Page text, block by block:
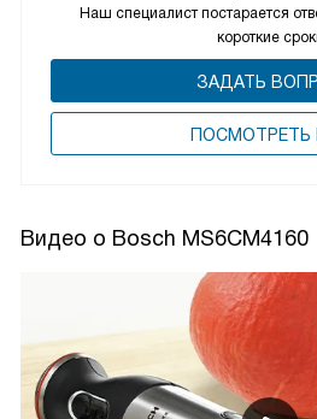
Наш специалист постарается
короткие
ЗАДАТЬ
ПОCМОТРЕТЬ
Видео о Bosch MS6CM4160